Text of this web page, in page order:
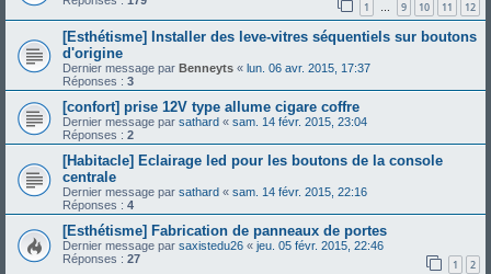
1 … 9 10 11 12
[Esthétisme] Installer des leve-vitres séquentiels sur boutons
d'origine
Dernier message par Benneyts « lun. 06 avr. 2015, 17:37
Réponses : 3
[confort] prise 12V type allume cigare coffre
Dernier message par sathard « sam. 14 févr. 2015, 23:04
Réponses : 2
[Habitacle] Eclairage led pour les boutons de la console
centrale
Dernier message par sathard « sam. 14 févr. 2015, 22:16
Réponses : 4
[Esthétisme] Fabrication de panneaux de portes
Dernier message par saxistedu26 « jeu. 05 févr. 2015, 22:46
Réponses : 27 1 2